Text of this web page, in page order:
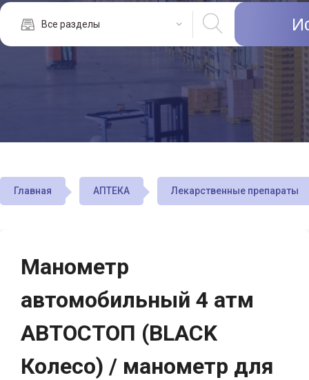
Главная АПТЕКА Лекарственные препараты
Манометр
автомобильный 4 атм
АВТОСТОП (BLACK
Колесо) / манометр для